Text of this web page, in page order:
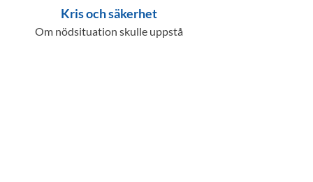
Kris och säkerhet
Om nödsituation skulle uppstå